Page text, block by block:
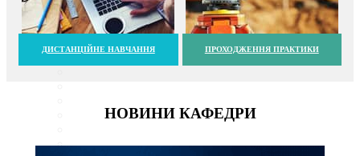
ДИСТАНЦІЙНЕ НАВЧАННЯ ПРОХОДЖЕННЯ ПРАКТИКИ
НОВИНИ КАФЕДРИ